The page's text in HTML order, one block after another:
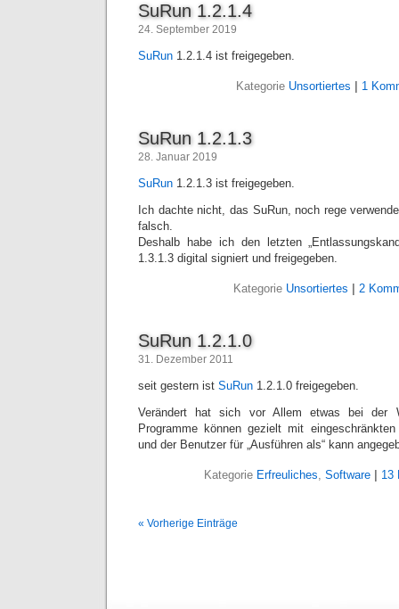
SuRun 1.2.1.4
24. September 2019
SuRun 1.2.1.4 ist freigegeben.
Kategorie Unsortiertes 1
SuRun 1.2.1.3
28. Januar 2019
SuRun 1.2.1.3 ist freigegeben.
Ich dachte nicht, das SuRun, noch rege
falsch.
Deshalb habe ich den letzten
1.3.1.3 digital signiert und freigegeben.
Kategorie Unsortiertes 2
SuRun 1.2.1.0
31. Dezember 2011
seit gestern ist SuRun 1.2.1.0 freigegeben.
Verändert hat sich vor Allem etwas bei der
Programme können gezielt mit
und der Benutzer für „Ausführen als“ kann
Kategorie Erfreuliches, Software 13
« Vorherige Einträge